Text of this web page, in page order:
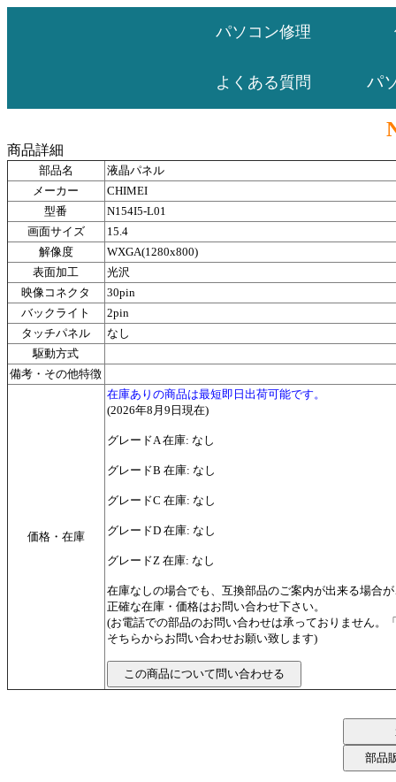
パソコン修理
よくある質問 パ
商品詳細
部品名
液晶パネル
メーカー
CHIMEI
型番
N154I5-L01
画面サイズ
15.4
解像度
WXGA(1280x800)
表面加工
光沢
映像コネクタ
30pin
バックライト
2pin
タッチパネル
なし
駆動方式
備考・その他特徴
価格・在庫
在庫ありの商品は最短即日出荷可能です。
(2026年8月9日現在)
グレードA 在庫: なし
グレードB 在庫: なし
グレードC 在庫: なし
グレードD 在庫: なし
グレードZ 在庫: なし
在庫なしの場合でも、互換部品のご案内が出来る場合
正確な在庫・価格はお問い合わせ下さい。
(お電話での部品のお問い合わせは承っておりません。
そちらからお問い合わせお願い致します)